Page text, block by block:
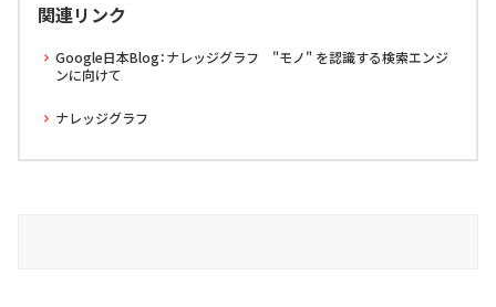
関連リンク
Google日本Blog：ナレッジグラフ "モノ" を認識する検索エンジ
ンに向けて
ナレッジグラフ